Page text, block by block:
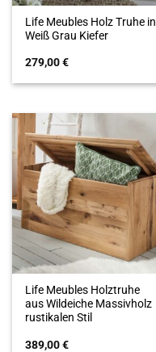
Life Meubles Holz Truhe in
Weiß Grau Kiefer
279,00€
Life Meubles Holztruhe
aus Wildeiche Massivholz
rustikalen Stil
389,00€